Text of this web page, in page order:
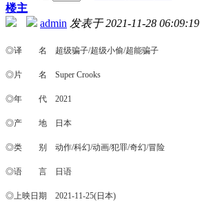
楼主
admin 发表于 2021-11-28 06:09:19
◎译 名 超级骗子/超级小偷/超能骗子
◎片 名 Super Crooks
◎年 代 2021
◎产 地 日本
◎类 别 动作/科幻/动画/犯罪/奇幻/冒险
◎语 言 日语
◎上映日期 2021-11-25(日本)